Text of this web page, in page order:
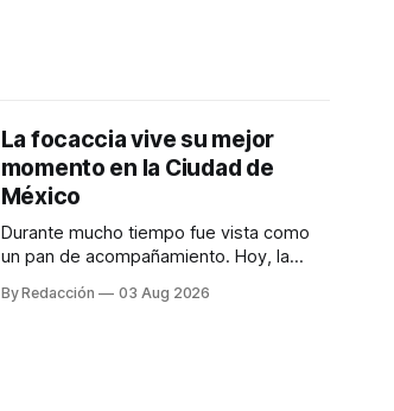
La focaccia vive su mejor
momento en la Ciudad de
México
Durante mucho tiempo fue vista como
un pan de acompañamiento. Hoy, la
platillos favoritos de quienes buscan
By Redacción 03 Aug 2026